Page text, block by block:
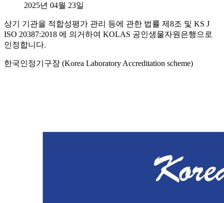
2025년 04월 23일
상기 기관을 적합성평가 관리 등에 관한 법률 제8조 및 KS J
ISO 20387:2018 에 의거하여 KOLAS 공인생물자원은행으로
인정합니다.
한국인정기구장 (Korea Laboratory Accreditation scheme)